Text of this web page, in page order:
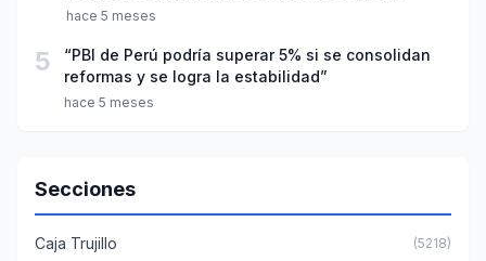
hace 5 meses
5
“PBI de Perú podría superar 5% si se consolidan
reformas y se logra la estabilidad”
hace 5 meses
Secciones
Caja Trujillo (5218)